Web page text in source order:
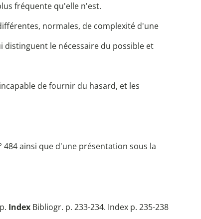
fréquente qu'elle n'est.
normales, de complexité d'une
distinguent le nécessaire du possible et
de fournir du hasard, et les
ainsi que d'une présentation sous la
Index Bibliogr. p. 233-234. Index p. 235-238